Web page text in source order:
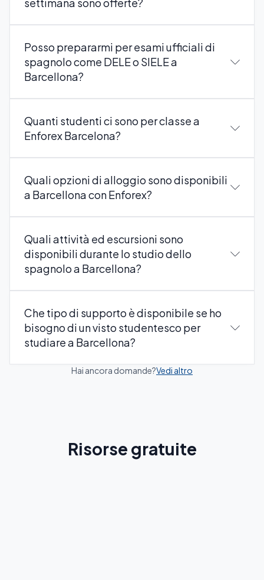
settimana sono offerte?
Posso prepararmi per esami ufficiali di
spagnolo come DELE o SIELE a
Barcellona?
Quanti studenti ci sono per classe a
Enforex Barcelona?
Quali opzioni di alloggio sono disponibili
a Barcellona con Enforex?
Quali attività ed escursioni sono
disponibili durante lo studio dello
spagnolo a Barcellona?
Che tipo di supporto è disponibile se ho
bisogno di un visto studentesco per
studiare a Barcellona?
Hai ancora domande?Vedi altro
Risorse gratuite